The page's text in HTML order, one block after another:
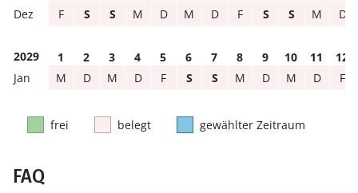
F S S M D M D F S S M D
2029 1 2 3 4 5 6 7 8 9 10 11
12
M
D M D F S S M D M D F
frei belegt gewählter Zeitraum
FAQ